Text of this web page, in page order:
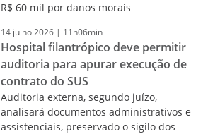
R$ 60 mil por danos morais
14 julho2026 | 11h06min
Hospital filantrópico deve permitir
auditoria para apurar execução de
contrato do SUS
Auditoria externa, segundo juízo,
analisará documentos administrativos e
assistenciais, preservado o sigilo dos